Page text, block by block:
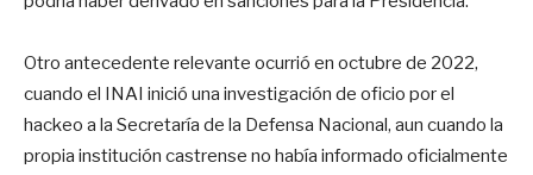
Otro antecedente relevante ocurrió en octubre de 2022,
cuando el INAI inició una investigación de oficio por el
hackeo a la Secretaría de la Defensa Nacional, aun cuando la
propia institución castrense no había informado oficialmente